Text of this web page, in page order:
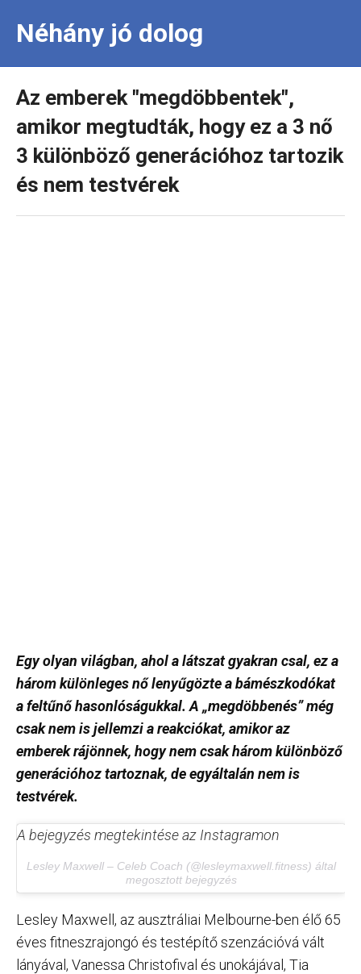
Néhány jó dolog
Az emberek "megdöbbentek",
amikor megtudták, hogy ez a 3 nő
3 különböző generációhoz tartozik
és nem testvérek
Egy olyan világban, ahol a látszat gyakran csal, ez a
három különleges nő lenyűgözte a bámészkodókat
a feltűnő hasonlóságukkal. A „megdöbbenés” még
csak nem is jellemzi a reakciókat, amikor az
emberek rájönnek, hogy nem csak három különböző
generációhoz tartoznak, de egyáltalán nem is
testvérek.
A bejegyzés megtekintése az Instagramon
Lesley Maxwell – Celeb Coach (@lesleymaxwell.fitness) által
megosztott bejegyzés
Lesley Maxwell, az ausztráliai Melbourne-ben élő 65
éves fitneszrajongó és testépítő szenzációvá vált
lányával, Vanessa Christofival és unokájával, Tia